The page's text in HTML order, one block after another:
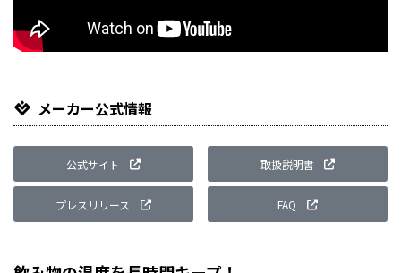
メーカー公式情報
公式サイト 取扱説明書
プレスリリース FAQ